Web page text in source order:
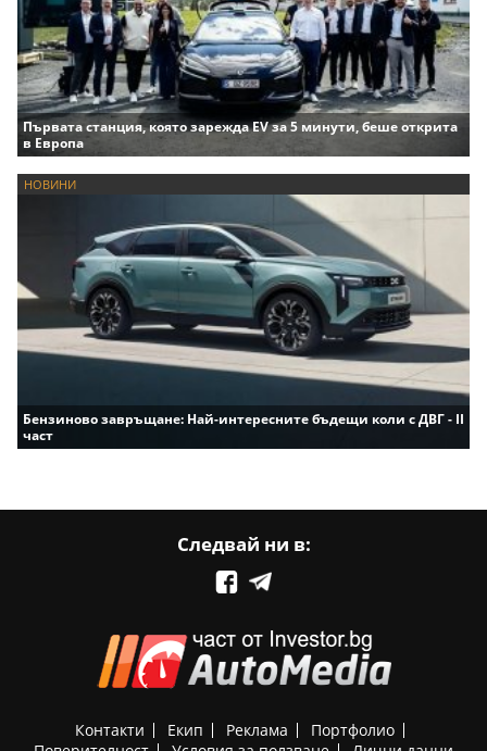
Първата станция, която зарежда EV за 5 минути, беше открита
в Европа
НОВИНИ
Бензиново завръщане: Най-интересните бъдещи коли с ДВГ - II
част
Следвай ни в:
Контакти Екип Реклама
Портфолио